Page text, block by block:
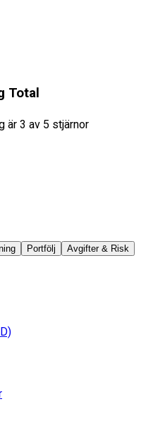
Total
är 3 av 5 stjärnor
Portfölj
Avgifter & Risk